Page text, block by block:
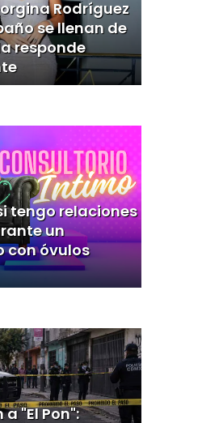
Rodríguez
se llenan de
responde
tengo relaciones
un
óvulos
a "El Pon":